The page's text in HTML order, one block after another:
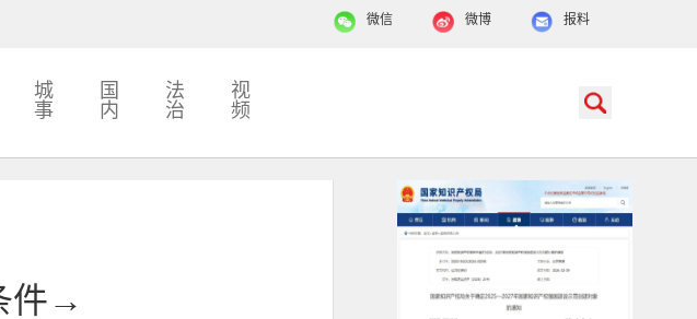
报料
微博
微信
城
事
国
内
法
治
视
频
件→